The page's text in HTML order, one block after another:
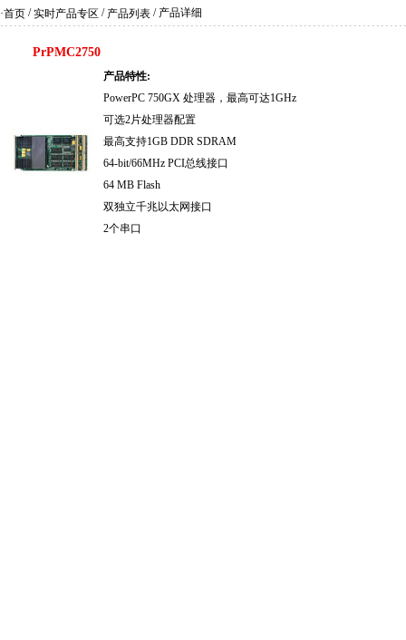
·首页 /实时产品专区 / 产品列表 / 产品详细
PrPMC2750
产品特性:
PowerPC 750GX 处理器，最高可达1GHz
可选2片处理器配置
最高支持1GB DDR SDRAM
64-bit/66MHz PCI总线接口
64 MB Flash
双独立千兆以太网接口
2个串口